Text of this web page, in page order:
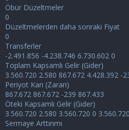
Öbür Düzeltmeler
0
Düzeltmelerden daha sonraki Fiyat
0
Transferler
-2.491.856 -4.238.746 6.730.602 0
Toplam Kapsamlı Gelir (Gider)
3.560.720 2.580 867.672 4.428.392 -
Periyot Karı (Zararı)
867.672 867.672 -239 867.433
Öteki Kapsamlı Gelir (Gider)
3.560.720 2.580 3.560.720 0 3.560.720
Sermaye Arttırımı